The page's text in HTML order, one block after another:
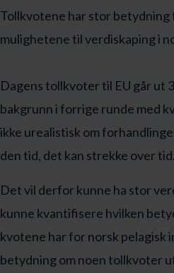
Tollkvotene har stor
mulighetene til verdiskaping i
Dagens tollkvoter til EU går ut
bakgrunn i forrige runde med
ikke urealistisk om
den tid, det kan strekke over tid.
Det vil derfor kunne ha stor
kunne kvantifisere hvilken
kvotene har for norsk pelagisk
betydning om noen tollkvoter